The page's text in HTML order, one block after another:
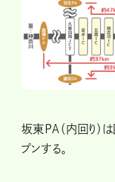
坂東PA（内回り）
プンする。